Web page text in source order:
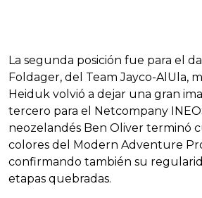
La segunda posición fue para el
Foldager, del Team Jayco-AlUla,
Heiduk volvió a dejar una gran
tercero para el Netcompany
neozelandés Ben Oliver terminó
colores del Modern Adventure
confirmando también su
etapas quebradas.